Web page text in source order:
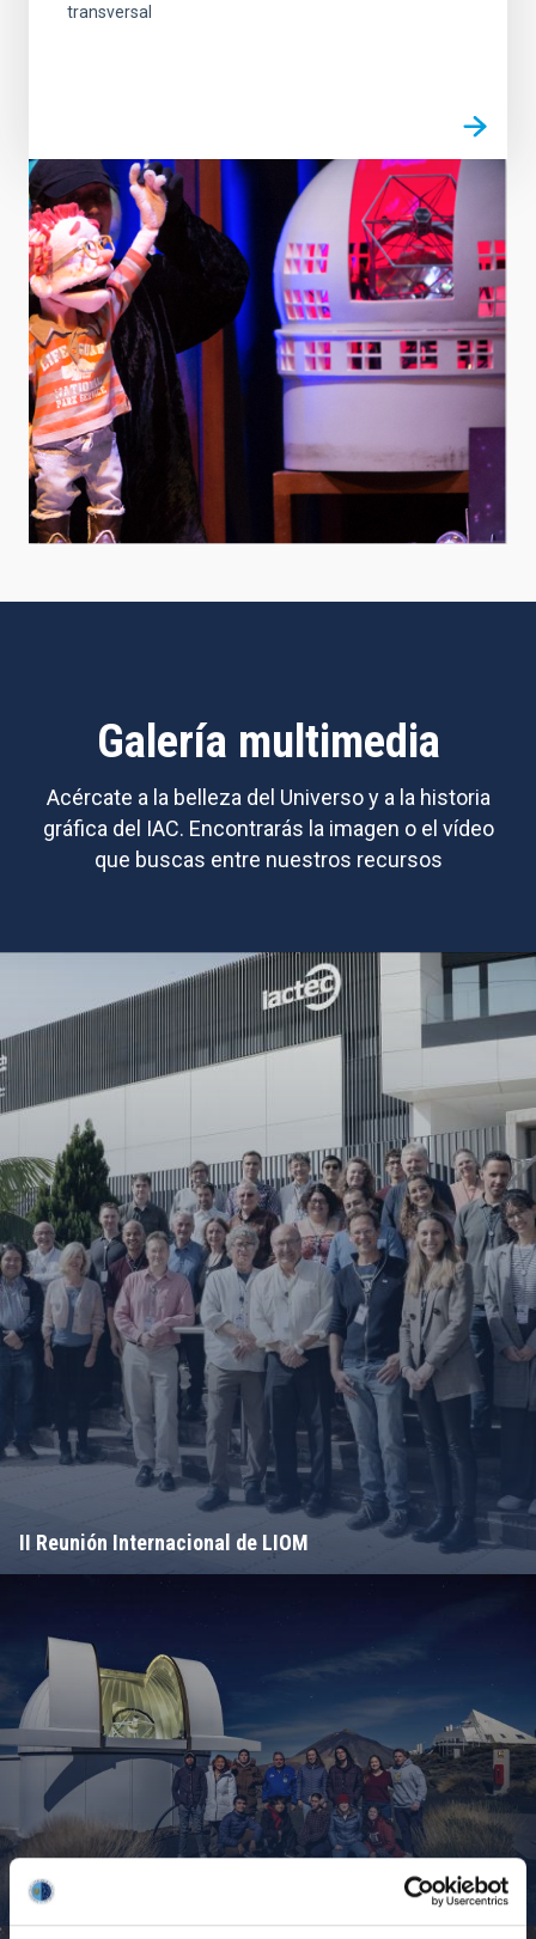
transversal
Galería multimedia
Acércate a la belleza del Universo y a la historia
gráfica del IAC. Encontrarás la imagen o el vídeo
que buscas entre nuestros recursos
II Reunión Internacional de LIOM
Campamento de Astronomía del MIT 2024